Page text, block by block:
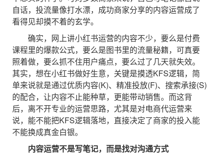
自话，投流量像打水漂，成功商家分享的内容运营成了
看得见却摸不着的玄学。
确实，网上讲小红书运营的内容不少，要么是付费
课程里的爆款公式，要么是图书里的流量秘籍，可真要
照着做，要么抓不住用户痛点，要么过了几天就失效。
其实，想在小红书做好生意，关键是摸透KFS逻辑，简
单来说就是通过优质内容(K)、精准投放(F)、搜索承接(S)
的配合，让内容不止能种草，更能带动销售。而这背
后，离不开专业的运营思路，尤其是对电商代运营来
说，能不能把KFS逻辑落地，直接决定了商家的投入能
不能换成真金白银。
内容运营不是写笔记，而是找对沟通方式